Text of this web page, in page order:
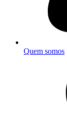
Quem somos